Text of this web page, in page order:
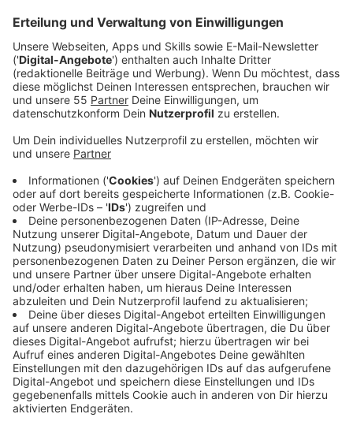
Anzeige
Die Parfümeriekette Pieper ist in finanzielle Schieflage
geraten und hat ein Insolvenzverfahren in
Eigenverwaltung gestartet. Trotz des Verfahrens
bleiben die Filialen in zum Beispiel Krefeld, Kempen
Unternehmen zu sanieren und fit für die Zukunft zu
machen. Die Leitung betont, dass der
Geschäftsbetrieb – stationär und online – vollständig
weiterläuft.
Anzeige
Pandemie und Kosten belasten das
Traditionsunternehmen
Anzeige